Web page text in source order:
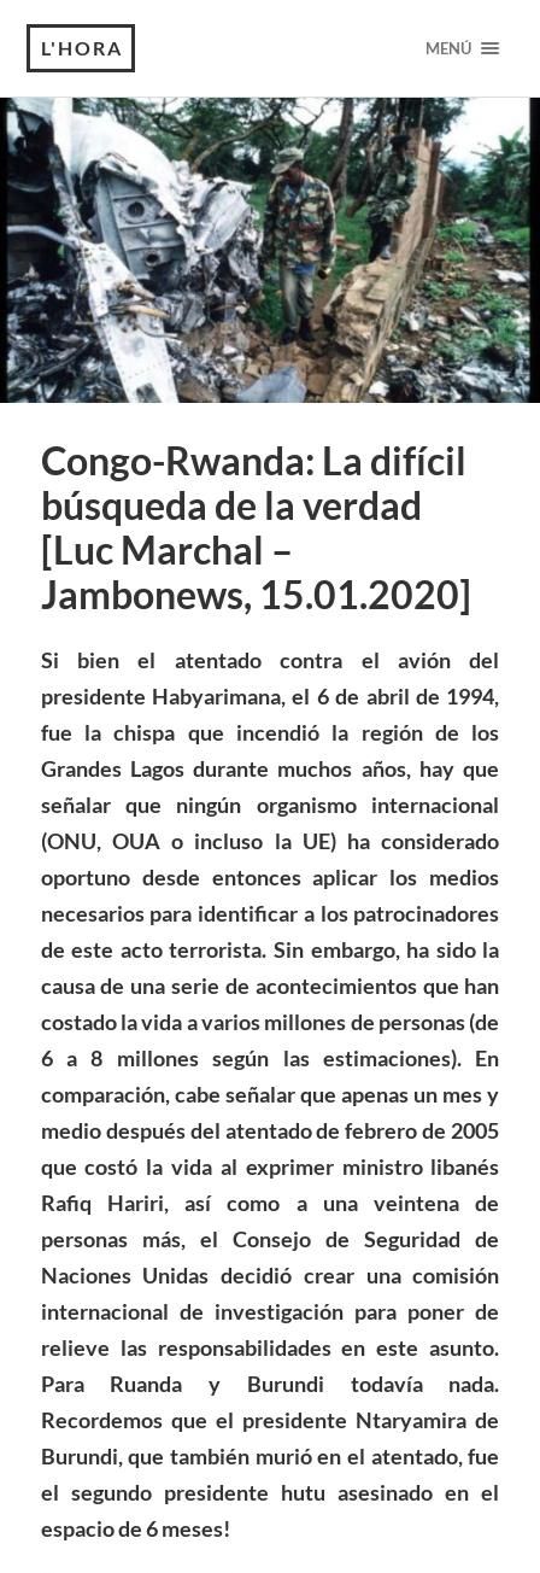
L'HORA MENÚ
Congo-Rwanda: La difícil
búsqueda de la verdad
[Luc Marchal –
Jambonews, 15.01.2020]
Si bien el atentado contra el avión del
presidente Habyarimana, el 6 de abril de 1994,
fue la chispa que incendió la región de los
Grandes Lagos durante muchos años, hay que
señalar que ningún organismo internacional
(ONU, OUA o incluso la UE) ha considerado
oportuno desde entonces aplicar los medios
necesarios para identificar a los patrocinadores
de este acto terrorista. Sin embargo, ha sido la
causa de una serie de acontecimientos que han
costado la vida a varios millones de personas (de
6 a 8 millones según las estimaciones). En
comparación, cabe señalar que apenas un mes y
medio después del atentado de febrero de 2005
que costó la vida al exprimer ministro libanés
Rafiq Hariri, así como a una veintena de
personas más, el Consejo de Seguridad de
Naciones Unidas decidió crear una comisión
internacional de investigación para poner de
relieve las responsabilidades en este asunto.
Para Ruanda y Burundi todavía nada.
Recordemos que el presidente Ntaryamira de
Burundi, que también murió en el atentado, fue
el segundo presidente hutu asesinado en el
espacio de 6 meses!